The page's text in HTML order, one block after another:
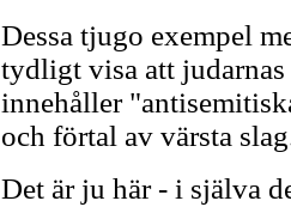
Dessa tjugo exempel
tydligt visa att judarnas
innehåller
och förtal av värsta
Det är ju här - i själva